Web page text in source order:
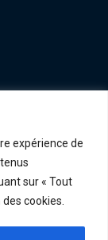
expérience de
sur « Tout
cookies.